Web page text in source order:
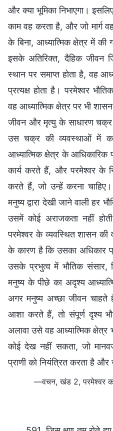
और क्या भूमिका निभाएगा।
काम वह करता है, और जो मार्ग
के बिना, आध्यात्मिक क्षेत्र में
इसके अतिरिक्त, दैहिक
स्थान पर समाप्त होता है, वह
प्रत्यक्ष होता है। परमेश्वर
वह आध्यात्मिक क्षेत्र पर भी
जीवन और मृत्यु के साधारण चक्र
उस चक्र की व्यवस्थाओं में
आध्यात्मिक क्षेत्र के
कार्य करते हैं, और परमेश्वर के
करते हैं, जो उन्हें करना
मनुष्य द्वारा देखी जाने वाली हर
उसमें कोई अराजकता नहीं
परमेश्वर के व्यवस्थित शासन
के कारण है कि उसका अधिकार
उसके प्रभुत्व में भौतिक संसार,
मनुष्य के पीछे का अदृश्य
अगर मनुष्य अच्छा जीवन
आशा करते हैं, तो संपूर्ण दृश्य
अलावा उसे वह आध्यात्मिक क्षेत्र
कोई देख नहीं सकता, जो
प्राणी को नियंत्रित करता है और
—वचन, खंड 2, परमेश्वर